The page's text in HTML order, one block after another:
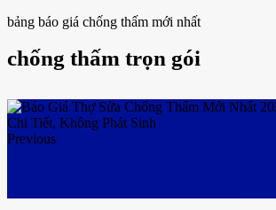
bảng báo giá chống thấm mới nhất
chống thấm trọn gói
Previous